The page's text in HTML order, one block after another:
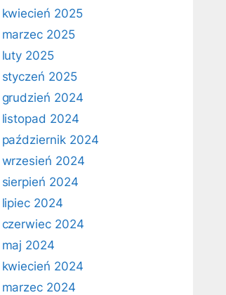
kwiecień 2025
marzec 2025
luty 2025
styczeń 2025
grudzień 2024
listopad 2024
październik 2024
wrzesień 2024
sierpień 2024
lipiec 2024
czerwiec 2024
maj 2024
kwiecień 2024
marzec 2024